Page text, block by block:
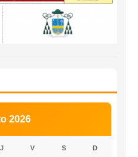
2026
J V S D